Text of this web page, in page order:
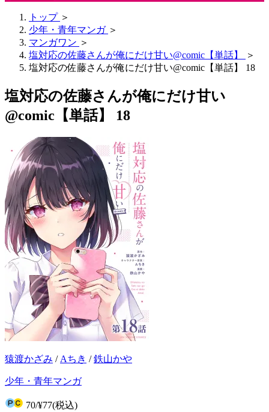
トップ ＞
少年・青年マンガ ＞
マンガワン ＞
塩対応の佐藤さんが俺にだけ甘い@comic【単話】
＞
塩対応の佐藤さんが俺にだけ甘い@comic【単話】 18
塩対応の佐藤さんが俺にだけ甘い
@comic【単話】 18
猿渡かざみ / Aちき /鉄山かや
少年・青年マンガ
70/¥77(税込)